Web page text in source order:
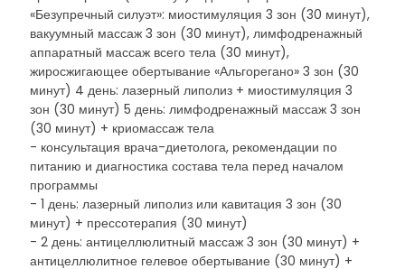
«Безупречный силуэт»: миостимуляция 3 зон (30 минут),
вакуумный массаж 3 зон (30 минут), лимфодренажный
аппаратный массаж всего тела (30 минут),
жиросжигающее обертывание «Альгорегано» 3 зон (30
минут) 4 день: лазерный липолиз + миостимуляция 3
зон (30 минут) 5 день: лимфодренажный массаж 3 зон
(30 минут) + криомассаж тела
- консультация врача-диетолога, рекомендации по
питанию и диагностика состава тела перед началом
программы
- 1 день: лазерный липолиз или кавитация 3 зон (30
минут) + прессотерапия (30 минут)
- 2 день: антицеллюлитный массаж 3 зон (30 минут) +
антицеллюлитное гелевое обертывание (30 минут) +